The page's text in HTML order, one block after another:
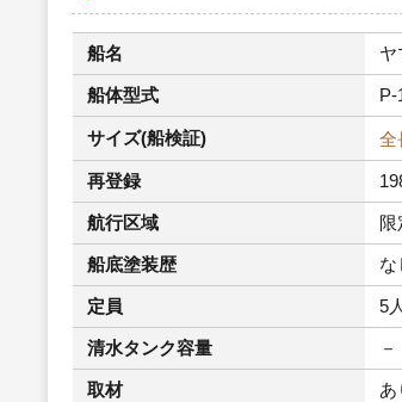
船名 ヤ
船体型式 P-
サイズ(船検証) 全
再登録
航行区域 限
船底塗装歴 な
定員 5人
清水タンク容量 －
取材 あ